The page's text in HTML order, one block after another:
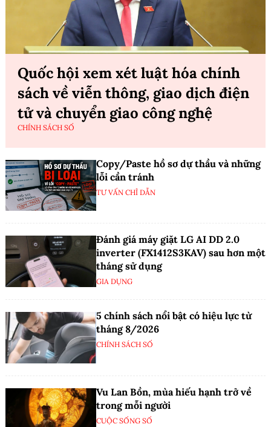
Quốc hội xem xét luật hóa chính
sách về viễn thông, giao dịch điện
tử và chuyển giao công nghệ
CHÍNH SÁCH SỐ
Copy/Paste hồ sơ dự thầu và những
lỗi cần tránh
TƯ VẤN CHỈ DẪN
Đánh giá máy giặt LG AI DD 2.0
inverter (FX1412S3KAV) sau hơn một
tháng sử dụng
GIA DỤNG
5 chính sách nổi bật có hiệu lực từ
tháng 8/2026
CHÍNH SÁCH SỐ
Vu Lan Bồn, mùa hiếu hạnh trở về
trong mỗi người
CUỘC SỐNG SỐ